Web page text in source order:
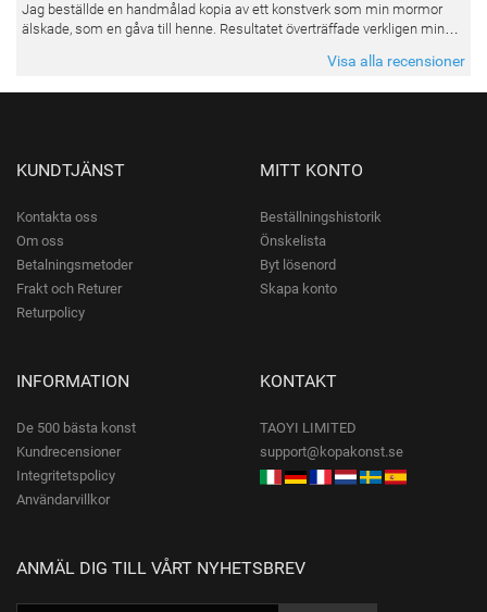
Jag beställde en handmålad kopia av ett konstverk som min mormor
älskade, som en gåva till henne. Resultatet överträffade verkligen mina
Visa alla recensioner
KUNDTJÄNST
Kontakta oss
Om oss
Betalningsmetoder
Frakt och Returer
Returpolicy
MITT KONTO
Beställningshistorik
Önskelista
Byt lösenord
Skapa konto
INFORMATION
De 500 bästa konst
Kundrecensioner
Integritetspolicy
Användarvillkor
KONTAKT
TAOYI LIMITED
support@kopakonst.se
ANMÄL DIG TILL VÅRT NYHETSBREV